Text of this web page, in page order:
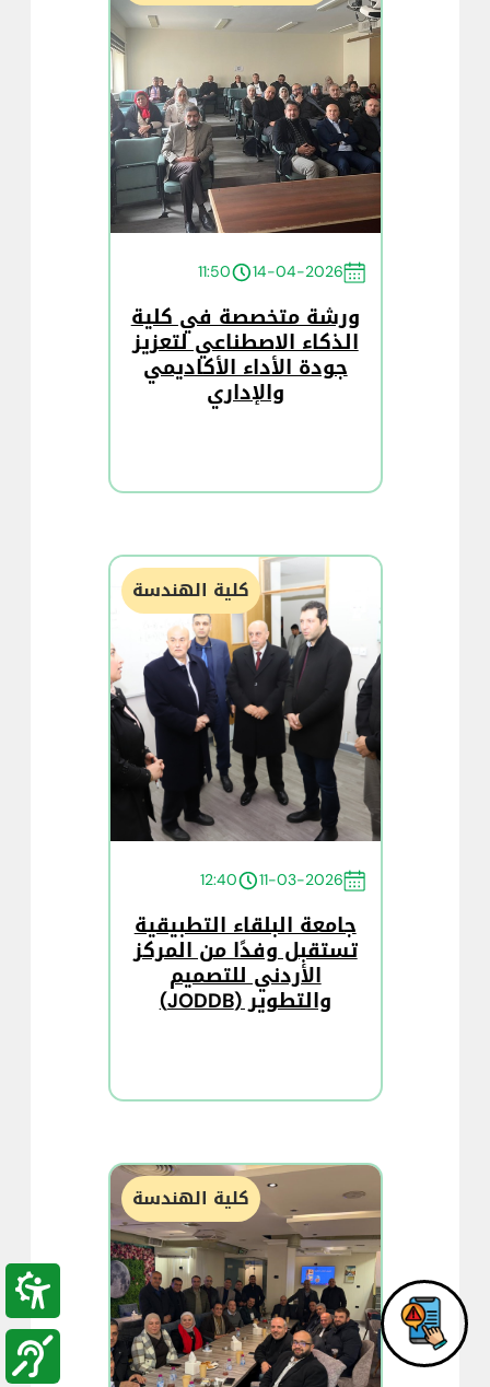
14-04-2026
11:50
ورشة متخصصة في كلية
الذكاء الاصطناعي لتعزيز
جودة الأداء الأكاديمي
والإداري
كلية الهندسة
11-03-2026
12:40
جامعة البلقاء التطبيقية
تستقبل وفدًا من المركز
الأردني للتصميم
والتطوير (JODDB)
كلية الهندسة